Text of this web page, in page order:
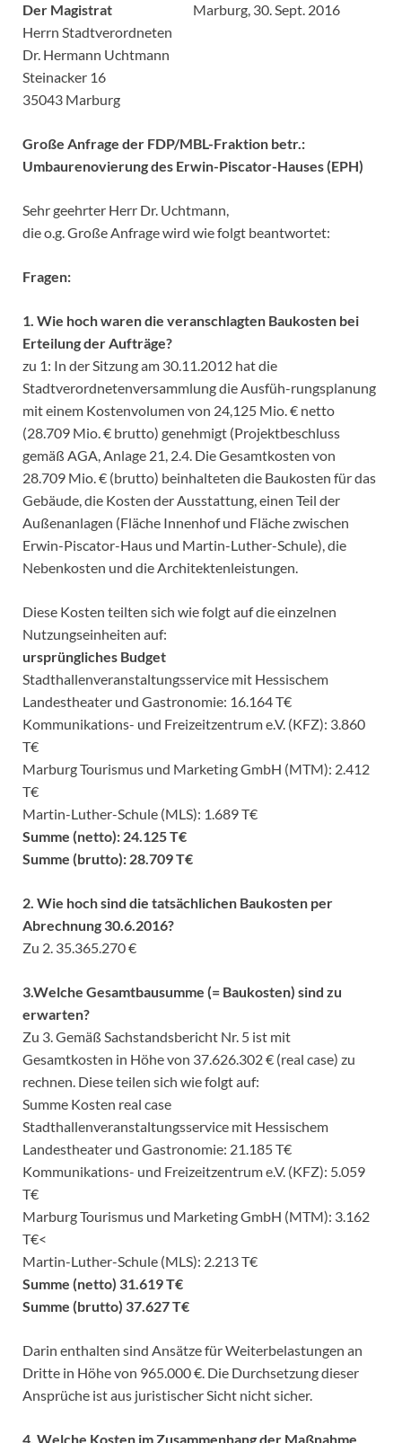
Der Magistrat Marburg, 30. Sept. 2016
Herrn Stadtverordneten
Dr. Hermann Uchtmann
Steinacker 16
35043 Marburg
Große Anfrage der FDP/MBL-Fraktion betr.:
Umbaurenovierung des Erwin-Piscator-Hauses (EPH)
Sehr geehrter Herr Dr. Uchtmann,
die o.g. Große Anfrage wird wie folgt beantwortet:
Fragen:
1. Wie hoch waren die veranschlagten Baukosten bei
Erteilung der Aufträge?
zu 1: In der Sitzung am 30.11.2012 hat die
Stadtverordnetenversammlung die Ausfüh-rungsplanung
mit einem Kostenvolumen von 24,125 Mio. € netto
(28.709 Mio. € brutto) genehmigt (Projektbeschluss
gemäß AGA, Anlage 21, 2.4. Die Gesamtkosten von
28.709 Mio. € (brutto) beinhalteten die Baukosten für das
Gebäude, die Kosten der Ausstattung, einen Teil der
Außenanlagen (Fläche Innenhof und Fläche zwischen
Erwin-Piscator-Haus und Martin-Luther-Schule), die
Nebenkosten und die Architektenleistungen.
Diese Kosten teilten sich wie folgt auf die einzelnen
Nutzungseinheiten auf:
ursprüngliches Budget
Stadthallenveranstaltungsservice mit Hessischem
Landestheater und Gastronomie: 16.164 T€
Kommunikations- und Freizeitzentrum e.V. (KFZ): 3.860
T€
Marburg Tourismus und Marketing GmbH (MTM): 2.412
T€
Martin-Luther-Schule (MLS): 1.689 T€
Summe (netto): 24.125 T€
Summe (brutto): 28.709 T€
2. Wie hoch sind die tatsächlichen Baukosten per
Abrechnung 30.6.2016?
Zu 2. 35.365.270 €
3.Welche Gesamtbausumme (= Baukosten) sind zu
erwarten?
Zu 3. Gemäß Sachstandsbericht Nr. 5 ist mit
Gesamtkosten in Höhe von 37.626.302 € (real case) zu
rechnen. Diese teilen sich wie folgt auf:
Summe Kosten real case
Stadthallenveranstaltungsservice mit Hessischem
Landestheater und Gastronomie: 21.185 T€
Kommunikations- und Freizeitzentrum e.V. (KFZ): 5.059
T€
Marburg Tourismus und Marketing GmbH (MTM): 3.162
T€<
Martin-Luther-Schule (MLS): 2.213 T€
Summe (netto) 31.619 T€
Summe (brutto) 37.627 T€
Darin enthalten sind Ansätze für Weiterbelastungen an
Dritte in Höhe von 965.000 €. Die Durchsetzung dieser
Ansprüche ist aus juristischer Sicht nicht sicher.
4. Welche Kosten im Zusammenhang der Maßnahme